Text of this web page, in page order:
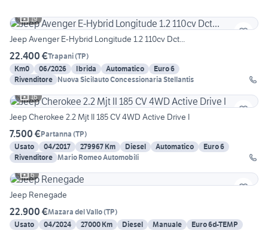
19
Jeep Avenger E-Hybrid Longitude 1.2 110cv Dct...
22.400 €Trapani(TP)
Km0
06/2026 Ibrida Automatico
Euro 6
Rivenditore Nuova Sicilauto Concessionaria Stellantis
16
Jeep Cherokee 2.2 Mjt II 185 CV 4WD Active Drive I
7.500 €Partanna (TP)
Usato
04/2017 279967 Km Diesel Automatico
Euro 6
Rivenditore Mario Romeo Automobili
6
Jeep Renegade
22.900 €Mazara del Vallo(TP)
Usato
04/2024 27000 Km Diesel Manuale Euro 6d-TEMP